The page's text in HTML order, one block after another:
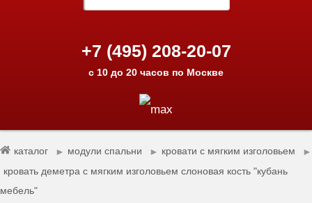
+7 (495) 208-20-07
с 10 до 20 часов по Москве
каталог ► модули спальни ► кровати с мягким изголовьем
►
кровать деметра с мягким изголовьем слоновая кость "кубань
мебель"